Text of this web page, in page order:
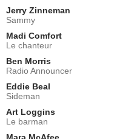
Jerry Zinneman
Sammy
Madi Comfort
Le chanteur
Ben Morris
Radio Announcer
Eddie Beal
Sideman
Art Loggins
Le barman
Mara McAfee